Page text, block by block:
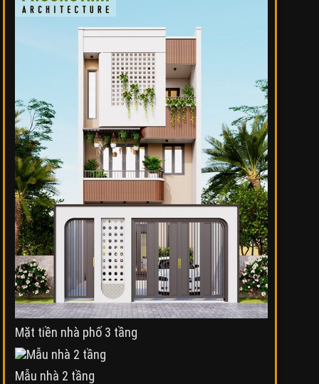
Mặt tiền nhà phố 3 tầng
Mẫu nhà 2 tầng